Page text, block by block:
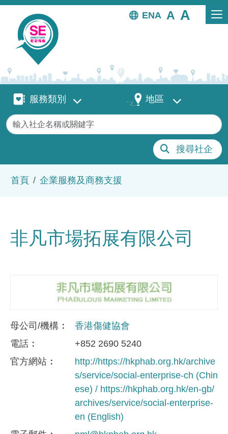
移至主內容
EN
服務類別服務類別 地區 地區
關鍵字
搜尋社企
首頁 企業服務及商務支援
非凡市場拓展有限公司
母公司/機構
香港傷健協會
電話
+852 2690 5240
官方網站
http://https://hkphab.org.hk/archive
s/service/social-enterprise-ch (Chin
ese) / https://hkphab.org.hk/en-gb/
archives/service/social-enterprise-
en (English)